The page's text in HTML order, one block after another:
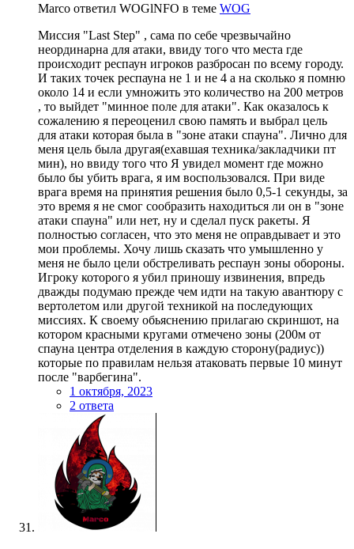
Marco ответил WOGlNFO в теме WOG
Миссия "Last Step" , сама по себе чрезвычайно
неординарна для атаки, ввиду того что места где
происходит респаун игроков разбросан по всему городу.
И таких точек респауна не 1 и не 4 а на сколько я помню
около 14 и если умножить это количество на 200 метров
, то выйдет "минное поле для атаки". Как оказалось к
сожалению я переоценил свою память и выбрал цель
для атаки которая была в "зоне атаки спауна". Лично для
меня цель была другая(ехавшая техника/закладчики пт
мин), но ввиду того что Я увидел момент где можно
было бы убить врага, я им воспользовался. При виде
врага время на принятия решения было 0,5-1 секунды, за
это время я не смог сообразить находиться ли он в "зоне
атаки спауна" или нет, ну и сделал пуск ракеты. Я
полностью согласен, что это меня не оправдывает и это
мои проблемы. Хочу лишь сказать что умышленно у
меня не было цели обстреливать респаун зоны обороны.
Игроку которого я убил приношу извинения, впредь
дважды подумаю прежде чем идти на такую авантюру с
вертолетом или другой техникой на последующих
миссиях. К своему обьяснению прилагаю скриншот, на
котором красными кругами отмечено зоны (200м от
спауна центра отделения в каждую сторону(радиус))
которые по правилам нельзя атаковать первые 10 минут
после "варбегина".
1 октября, 2023
2 ответа